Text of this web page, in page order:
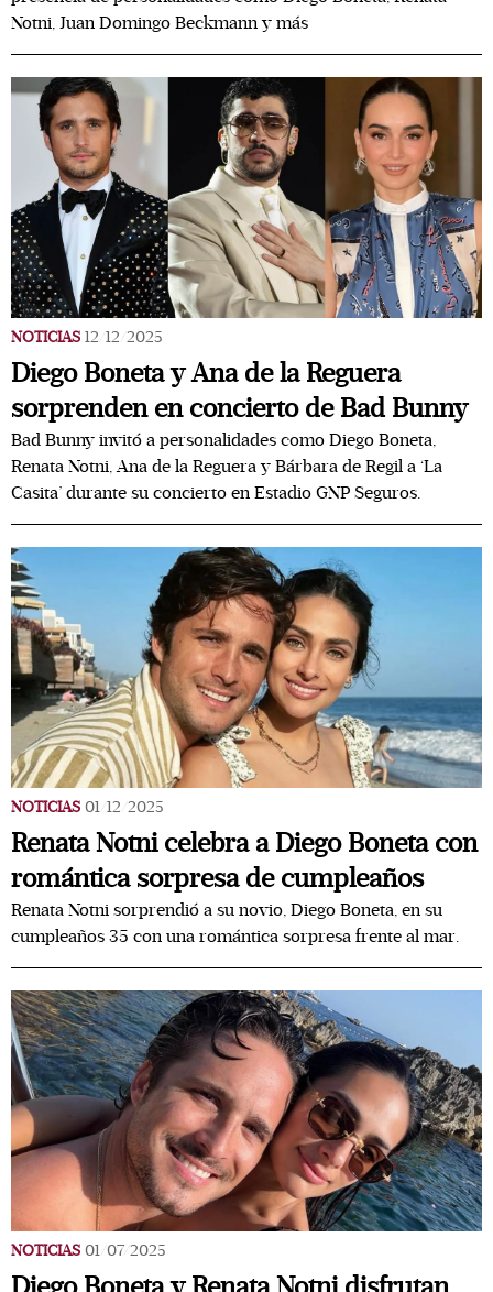
Notni, Juan Domingo Beckmann y más
NOTICIAS 12/12/2025
Diego Boneta y Ana de la Reguera
sorprenden en concierto de Bad Bunny
Bad Bunny invitó a personalidades como Diego Boneta,
Renata Notni, Ana de la Reguera y Bárbara de Regil a ‘La
Casita’ durante su concierto en Estadio GNP Seguros.
NOTICIAS 01/12/2025
Renata Notni celebra a Diego Boneta con
romántica sorpresa de cumpleaños
Renata Notni sorprendió a su novio, Diego Boneta, en su
cumpleaños 35 con una romántica sorpresa frente al mar.
NOTICIAS 01/07/2025